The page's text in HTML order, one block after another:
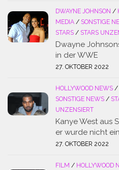
DWAYNE JOHNSON /
MEDIA / SONSTIGE
STARS / STARS
Dwayne
in der WWE
27. OKTOBER 2022
HOLLYWOOD NEWS /
SONSTIGE NEWS /
UNZENSIERT
Kanye West aus
er wurde nicht
27. OKTOBER 2022
FILM / HOLLYWOOD